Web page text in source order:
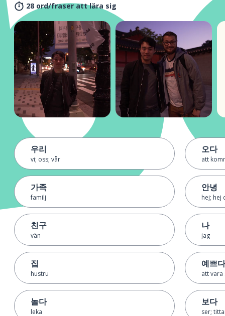
28 ord/fraser att lära sig
우리
vi; oss; vår
가족
familj
친구
vän
집
hustru
놀다
leka
오다
att
안녕
hej; hej
나
jag
예쁘다
att vara
보다
ser;